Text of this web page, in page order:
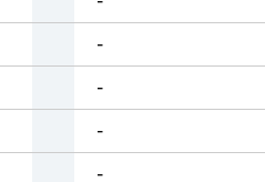
-
-
-
-